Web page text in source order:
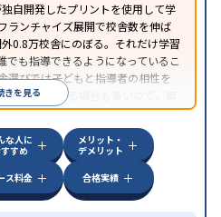
自開発したプリントを使用して学
ランチャイズ展開で校舎数を伸ば
0.8万校舎にのぼる。それだけ学習
でも指導できるようになっているこ
選びでは子どもと指導者の相性を
所に2校舎ある場合も多いので、両
する。
きを見る
な人に
すめ
メリット・
デメリット
ス料金 合格実績